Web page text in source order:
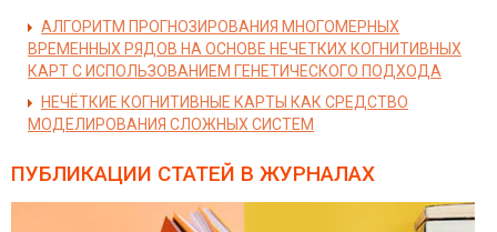
АЛГОРИТМ ПРОГНОЗИРОВАНИЯ МНОГОМЕРНЫХ
ВРЕМЕННЫХ РЯДОВ НА ОСНОВЕ НЕЧЕТКИХ КОГНИТИВНЫХ
КАРТ С ИСПОЛЬЗОВАНИЕМ ГЕНЕТИЧЕСКОГО ПОДХОДА
НЕЧЁТКИЕ КОГНИТИВНЫЕ КАРТЫ КАК СРЕДСТВО
МОДЕЛИРОВАНИЯ СЛОЖНЫХ СИСТЕМ
ПУБЛИКАЦИИ СТАТЕЙ В ЖУРНАЛАХ